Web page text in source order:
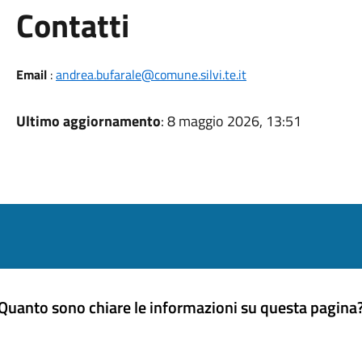
Contatti
Email:andrea.bufarale@comune.silvi.te.it
Ultimo aggiornamento: 8 maggio 2026, 13:51
sono chiare le informazioni su questa